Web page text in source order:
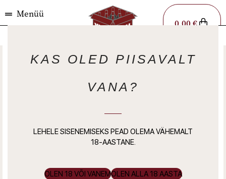
KAS OLED PIISAVALT
VANA?
LEHELE SISENEMISEKS PEAD OLEMA VÄHEMALT
18-AASTANE.
OLEN 18 VÕI VANEMOLEN ALLA 18 AASTA
Menüü
0,00€